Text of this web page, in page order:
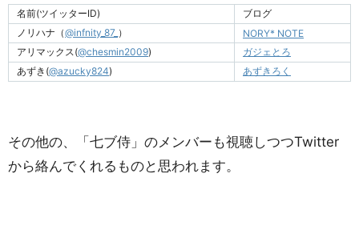
名前(ツイッターID)
ブログ
ノリハナ（@infnity_87_ ）
NORY* NOTE
アリマックス(@chesmin2009)
ガジェとろ
あずき(@azucky824) あずきろく
その他の、「七ブ侍」のメンバーも視聴しつつTwitter
から絡んでくれるものと思われます。